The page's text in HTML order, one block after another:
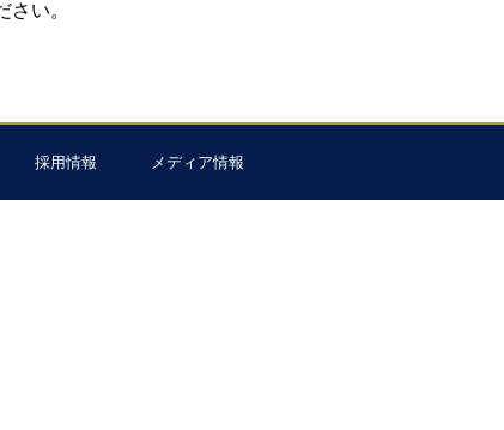
い。
採用情報 メディア情報